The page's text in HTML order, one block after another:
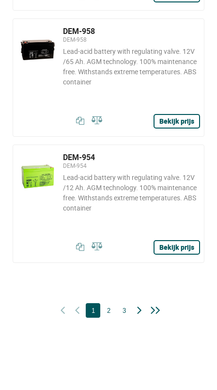
DEM-958
DEM-958
Lead-acid battery with regulating valve. 12V
/65 Ah. AGM technology. 100% maintenance
free. Withstands extreme temperatures. ABS
container
Bekijk prijs
DEM-954
DEM-954
Lead-acid battery with regulating valve. 12V
/12 Ah. AGM technology. 100% maintenance
free. Withstands extreme temperatures. ABS
container
Bekijk prijs
1 2 3